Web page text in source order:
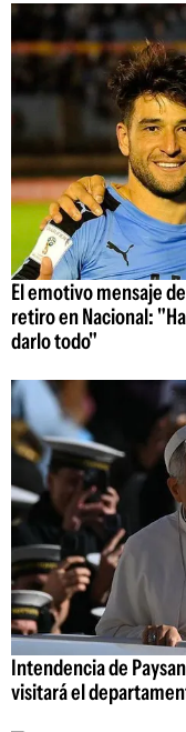
El emotivo mensaje
retiro en Nacional:
darlo todo"
Intendencia de
visitará el